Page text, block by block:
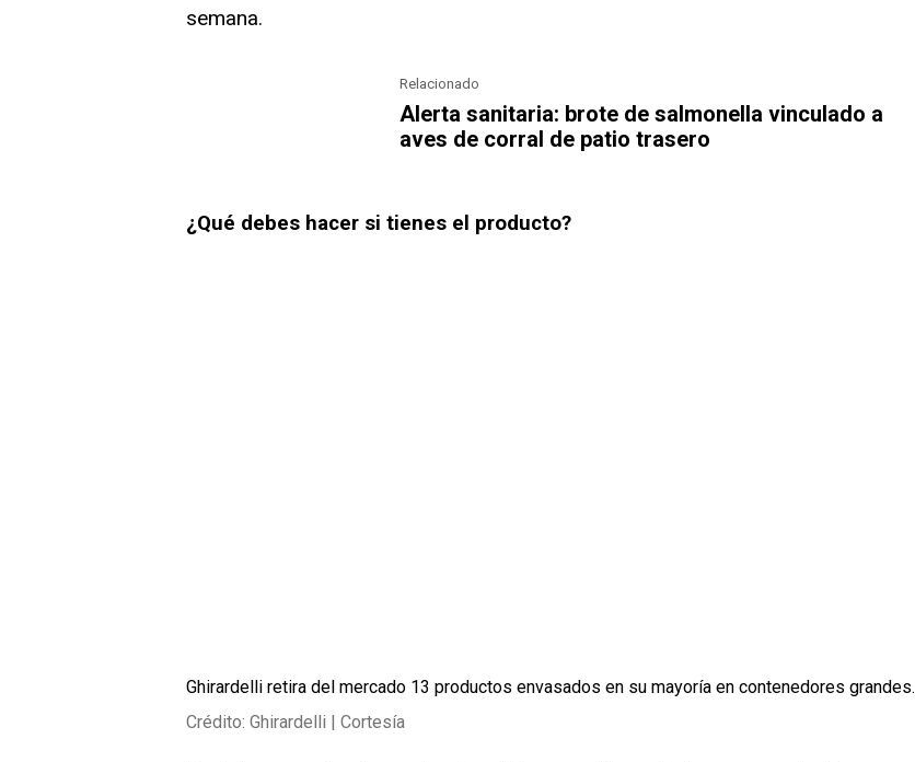
semana.
Relacionado
Alerta sanitaria: brote de salmonella vinculado a
aves de corral de patio trasero
¿Qué debes hacer si tienes el producto?
Ghirardelli retira del mercado 13 productos envasados en su mayoría en contenedores grandes.
Crédito: Ghirardelli | Cortesía